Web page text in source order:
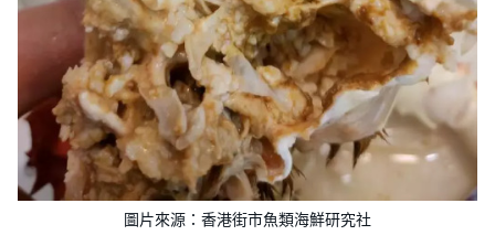
圖片來源：香港街市魚類海鮮研究社